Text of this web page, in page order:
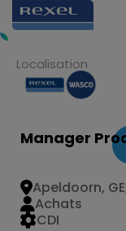
Manager
Apeldoorn,
CDI
Achats